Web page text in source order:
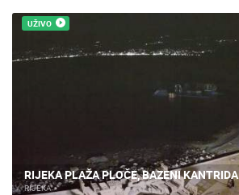
UŽIVO
RIJEKA PLAŽA PLOČE, BAZENI KANTRIDA
RIJEKA